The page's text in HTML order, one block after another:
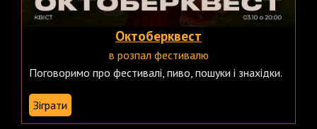
Октоберквест
в розпал фестивалю
Поговоримо про фестивалі, пиво, пошуки і знахідки.
Зіграти